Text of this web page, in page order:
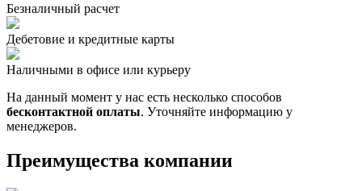
Безналичный расчет
Дебетовие и кредитные карты
Наличными в офисе или курьеру
На данный момент у нас есть несколько способов
бесконтактной оплаты. Уточняйте информацию у
менеджеров.
Преимущества компании